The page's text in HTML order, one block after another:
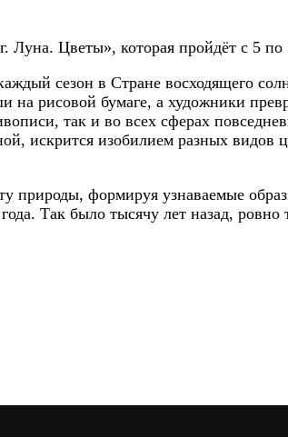
Цветы», которая пройдёт с 5 по
сезон в Стране восходящего
рисовой бумаге, а художники
так и во всех сферах
изобилием разных видов
природы, формируя узнаваемые
Так было тысячу лет назад, ровно